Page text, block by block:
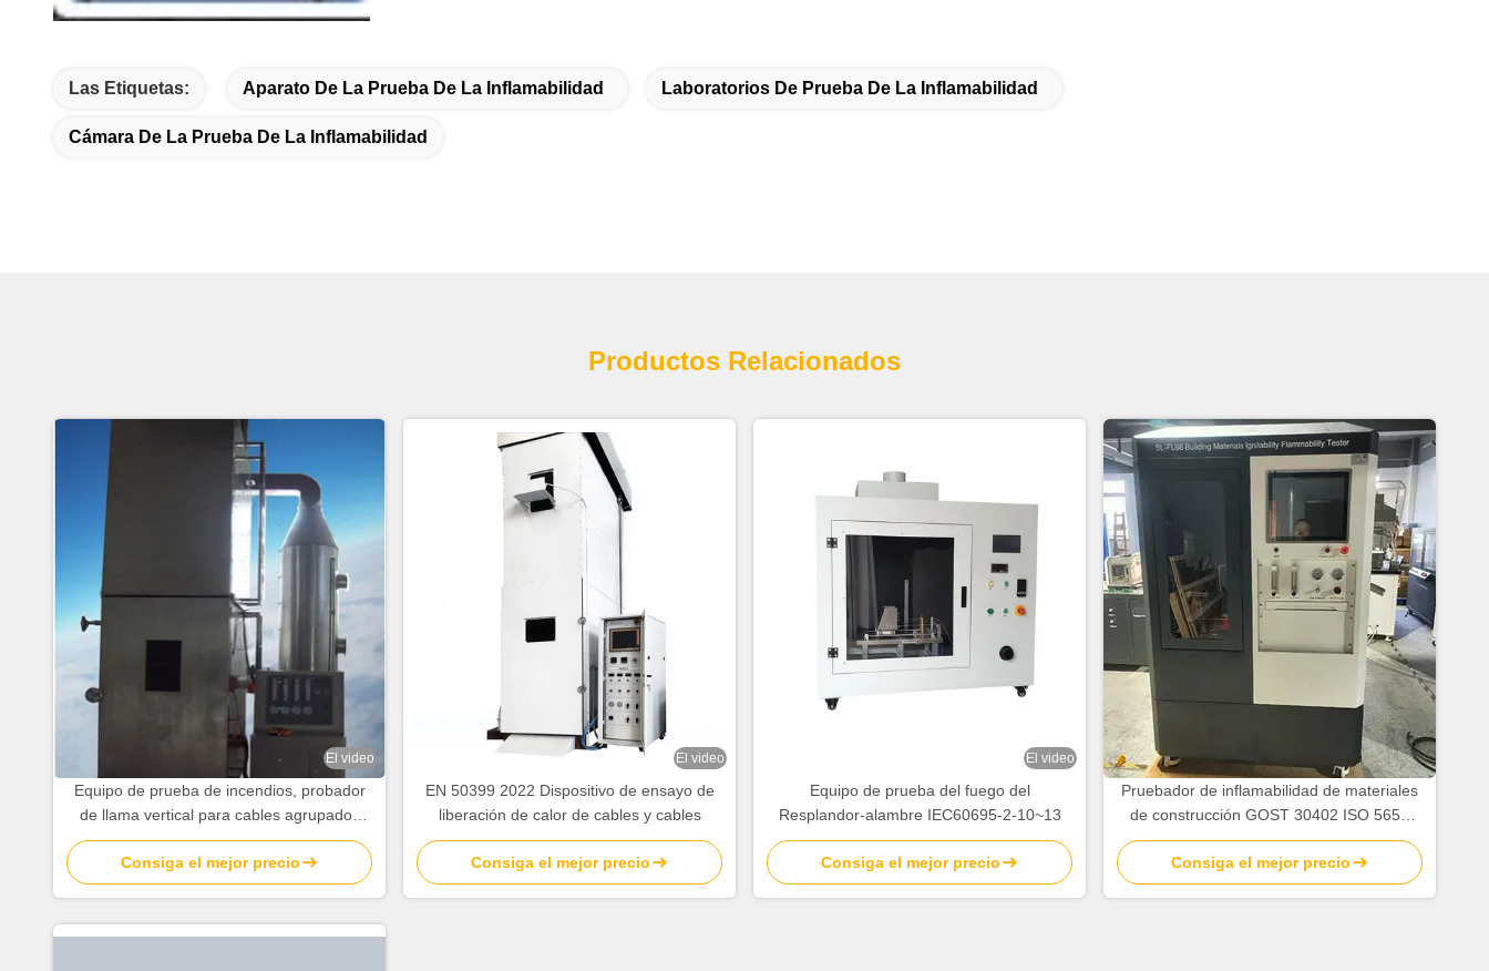
Las Etiquetas: Aparato De La Prueba De La Inflamabilidad Laboratorios De Prueba De La Inflamabilidad
Cámara De La Prueba De La Inflamabilidad
Productos Relacionados
El video
Equipo de prueba de incendios, probador
de llama vertical para cables agrupados
con mezclador de aire-gas Venturi
Consiga el mejor precio
El video
EN 50399 2022 Dispositivo de ensayo de
liberación de calor de cables y cables
Consiga el mejor precio
El video
Equipo de prueba del fuego del
Resplandor-alambre IEC60695-2-10~13
Consiga el mejor precio
Pruebador de inflamabilidad de materiales
de construcción GOST 30402 ISO 5657
Pruebador de inflamabilidad con 10Kw/m2
~ 70kW/m2 Irradiación y salida de 50W
Consiga el mejor precio